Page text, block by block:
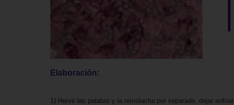
Elaboración:
1) Hervir las patatas y la remolacha por separado, dejar enfriar.